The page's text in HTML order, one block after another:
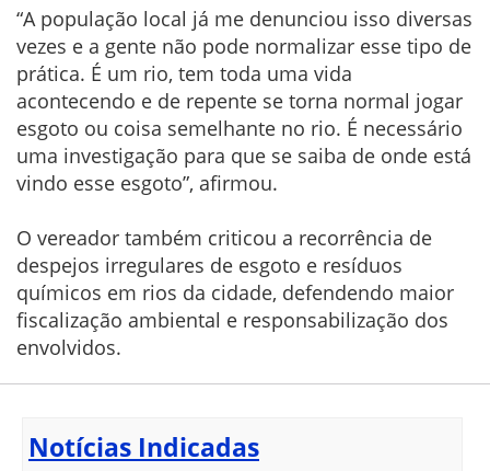
“A população local já me denunciou isso diversas
vezes e a gente não pode normalizar esse tipo de
prática. É um rio, tem toda uma vida
acontecendo e de repente se torna normal jogar
esgoto ou coisa semelhante no rio. É necessário
uma investigação para que se saiba de onde está
vindo esse esgoto”, afirmou.
O vereador também criticou a recorrência de
despejos irregulares de esgoto e resíduos
químicos em rios da cidade, defendendo maior
fiscalização ambiental e responsabilização dos
envolvidos.
Notícias Indicadas